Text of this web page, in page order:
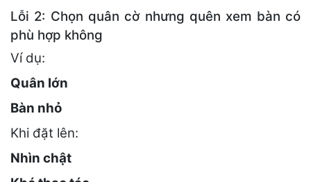
Lỗi 2: Chọn quân cờ nhưng quên xem bàn có
phù hợp không
Ví dụ:
Quân lớn
Bàn nhỏ
Khi đặt lên:
Nhìn chật